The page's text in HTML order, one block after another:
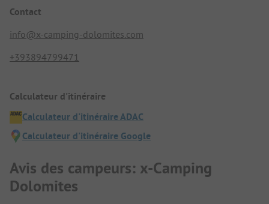
Contact
info@x-camping-dolomites.com
+393894799471
Calculateur d'itinéraire
Calculateur d'itinéraire ADAC
Calculateur d'itinéraire Google
Avis des campeurs: x-Camping
Dolomites